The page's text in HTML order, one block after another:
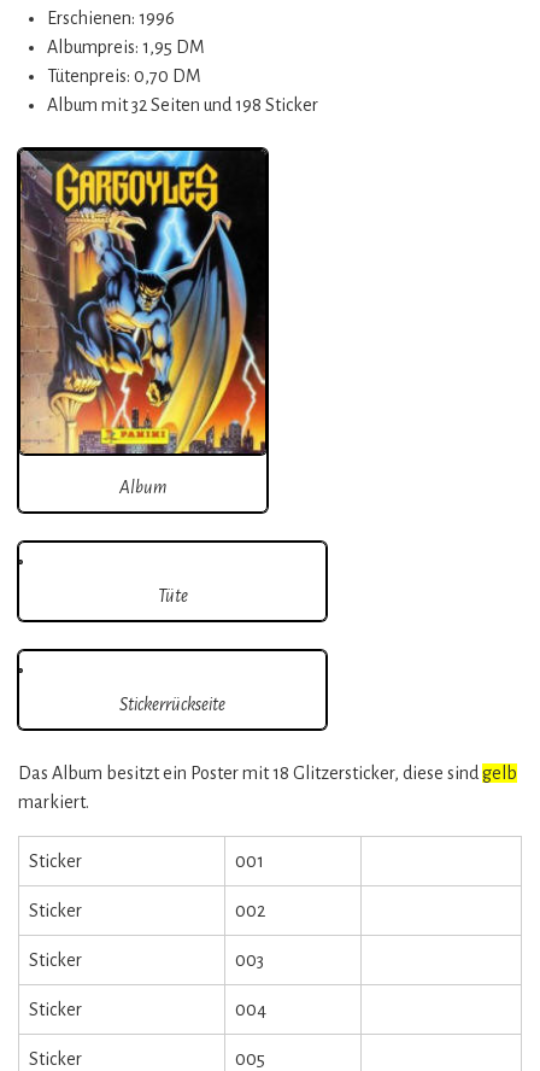
Erschienen: 1996
Albumpreis: 1,95 DM
Tütenpreis: 0,70 DM
Album mit 32 Seiten und 198 Sticker
Album
Tüte
Stickerrückseite
Das Album besitzt ein Poster mit 18 Glitzersticker, diese sind gelb
markiert.
Sticker 001
Sticker 002
Sticker 003
Sticker 004
Sticker 005